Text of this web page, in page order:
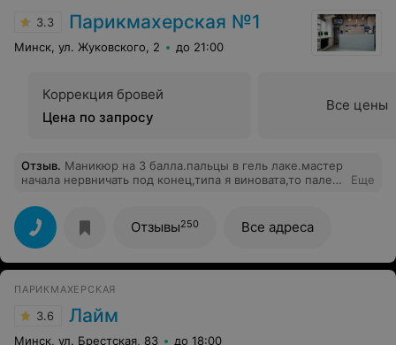
3.3 Парикмахерская №1
Минск, ул. Жуковского, 2 до 21:00
Коррекция бровей
Цена по запросу
Все цены
Отзыв. Маникюр на 3 балла.пальцы в гель лаке.мастер
начала нервничать под конец,типа я виновата,то палец
следующей записи, попутно брала клиентов на
окрашивание бровей.больше туда не пойду.
Еще
Отзывы250 Все адреса
ПАРИКМАХЕРСКАЯ
3.6 Лайм
Минск, ул. Брестская, 83 до 18:00